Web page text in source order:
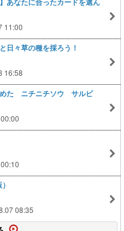
あなたに合ったカードを選ん
11:00
日々草の種を採ろう！
16:58
めた ニチニチソウ サルビ
08:35